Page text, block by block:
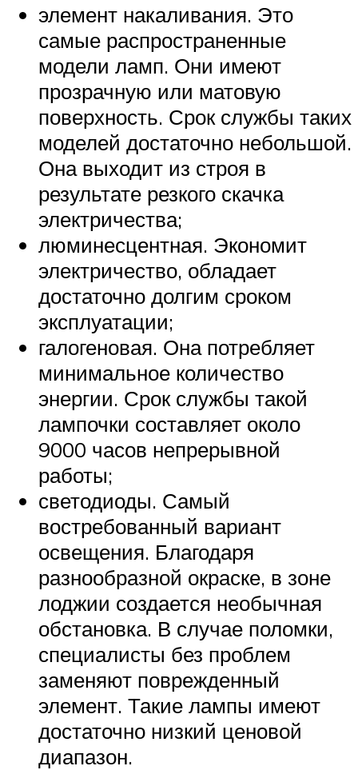
элемент накаливания. Это
самые распространенные
модели ламп. Они имеют
прозрачную или матовую
поверхность. Срок службы таких
моделей достаточно небольшой.
Она выходит из строя в
результате резкого скачка
электричества;
люминесцентная. Экономит
электричество, обладает
достаточно долгим сроком
эксплуатации;
галогеновая. Она потребляет
минимальное количество
энергии. Срок службы такой
лампочки составляет около
9000 часов непрерывной
работы;
светодиоды. Самый
востребованный вариант
освещения. Благодаря
разнообразной окраске, в зоне
лоджии создается необычная
обстановка. В случае поломки,
специалисты без проблем
заменяют поврежденный
элемент. Такие лампы имеют
достаточно низкий ценовой
диапазон.